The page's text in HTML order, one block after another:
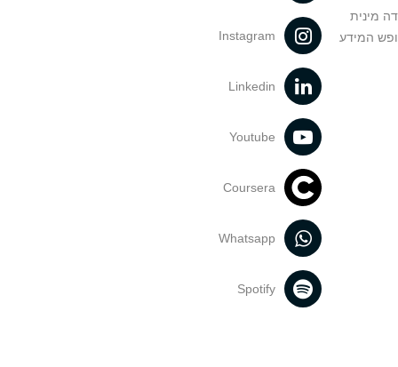
מינית
המידע
Instagram
Linkedin
Youtube
Coursera
Whatsapp
Spotify